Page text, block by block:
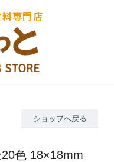
ショップへ戻る
色 18×18mm